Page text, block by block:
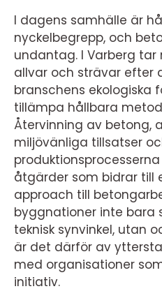
I dagens samhälle är
nyckelbegrepp, och
undantag. I Varberg
allvar och strävar efter
branschens
tillämpa hållbara
Återvinning av betong,
miljövänliga tillsatser
åtgärder som bidrar till
approach till
byggnationer inte bara
teknisk synvinkel, utan
är det därför av
med organisationer
initiativ.